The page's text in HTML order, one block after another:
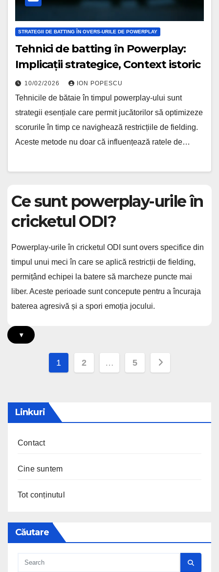
STRATEGII DE BATTING ÎN OVERS-URILE DE POWERPLAY
Tehnici de batting în Powerplay:
Implicații strategice, Context istoric
10/02/2026 ION POPESCU
Tehnicile de bătaie în timpul powerplay-ului sunt
strategii esențiale care permit jucătorilor să optimizeze
scorurile în timp ce navighează restricțiile de fielding.
Aceste metode nu doar că influențează ratele de…
Ce sunt powerplay-urile în
cricketul ODI?
Powerplay-urile în cricketul ODI sunt overs specifice din
timpul unui meci în care se aplică restricții de fielding,
permițând echipei la batere să marcheze puncte mai
liber. Aceste perioade sunt concepute pentru a încuraja
baterea agresivă și a spori emoția jocului.
▾
Posts
1 2 … 5
Linkuri
Contact
Cine suntem
Tot conținutul
Căutare